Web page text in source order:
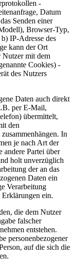
-
Datum
Senden einer
Browser-Typ,
IP-Adresse des
kann der Ort
Nutzer mit dem
Cookies) -
des Nutzers
Daten auch direkt
per E-Mail,
übermittelt,
den
In
je nach Art der
andere Partei über
holt unverzüglich
der an das
Daten ein
Verarbeitung
Erklärungen ein.
die dem Nutzer
falscher
entstehen.
personenbezogener
auf die sich die